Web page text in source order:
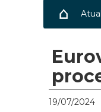
19/07/2024